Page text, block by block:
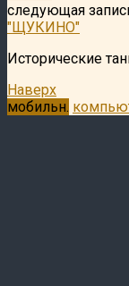
следующая
"ЩУКИНО"
Исторические
Наверх
мобильн.